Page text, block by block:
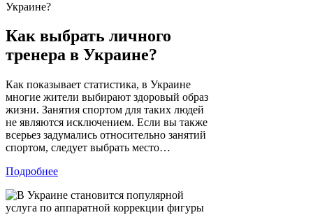
Как выбрать личного
тренера в Украине?
Как показывает статистика, в Украине
многие жители выбирают здоровый образ
жизни. Занятия спортом для таких людей
не являются исключением. Если вы также
всерьез задумались относительно занятий
спортом, следует выбрать место…
Подробнее